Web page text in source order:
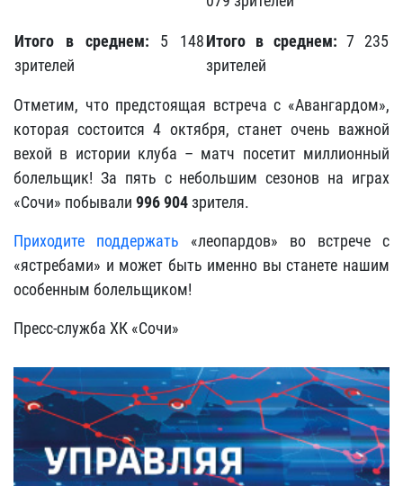
Итого в среднем: 5 148
зрителей
Итого в среднем: 7 235
зрителей
Отметим, что предстоящая встреча с «Авангардом»,
которая состоится 4 октября, станет очень важной
вехой в истории клуба – матч посетит миллионный
болельщик! За пять с небольшим сезонов на играх
«Сочи» побывали 996 904зрителя.
Приходите поддержать «леопардов» во встрече с
«ястребами» и может быть именно вы станете нашим
особенным болельщиком!
Пресс-служба ХК «Сочи»